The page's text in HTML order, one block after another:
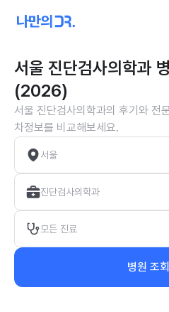
서울 진단검사의학과
(2026)
서울 진단검사의학과의 후기와 전
차정보를 비교해보세요.
서울
진단검사의학과
모든 진료
병원 조